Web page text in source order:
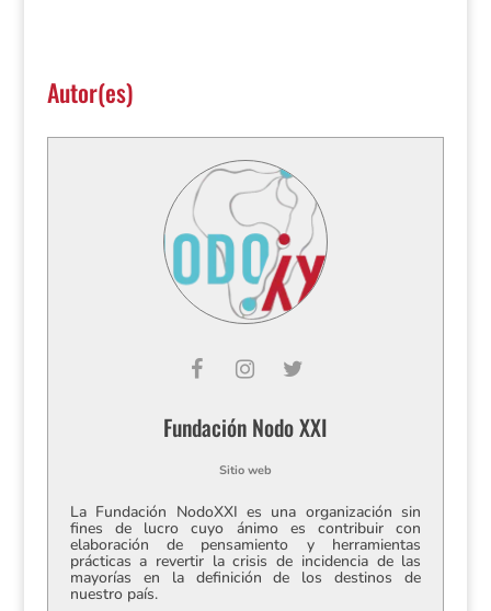
Autor(es)
Fundación Nodo XXI
Sitio web
La Fundación NodoXXI es una organización sin
fines de lucro cuyo ánimo es contribuir con
elaboración de pensamiento y herramientas
prácticas a revertir la crisis de incidencia de las
mayorías en la definición de los destinos de
nuestro país.